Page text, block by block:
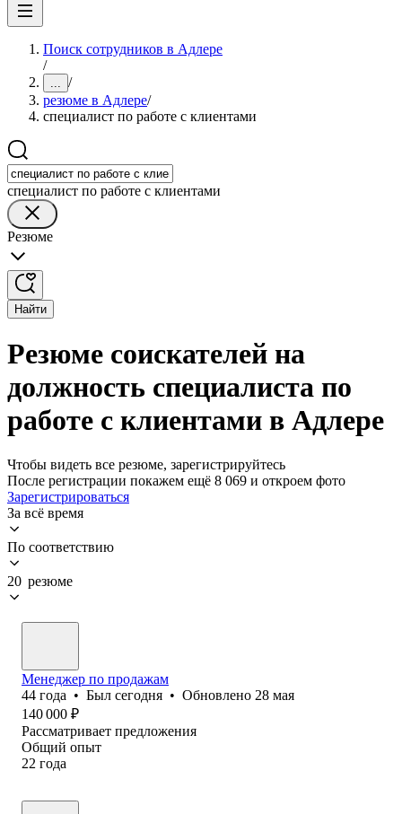
Поиск сотрудников в Адлере
/
... /
резюме в Адлере/
специалист по работе с клиентами
специалист по работе с клиентами
Резюме
Найти
Резюме соискателей на
должность специалиста по
работе с клиентами в Адлере
Чтобы видеть все резюме, зарегистрируйтесь
После регистрации покажем ещё 8 069 и откроем фото
Зарегистрироваться
За всё время
По соответствию
20 резюме
Менеджер по продажам
44 года • Был сегодня • Обновлено 28 мая
140 000 ₽
Рассматривает предложения
Общий опыт
22 года